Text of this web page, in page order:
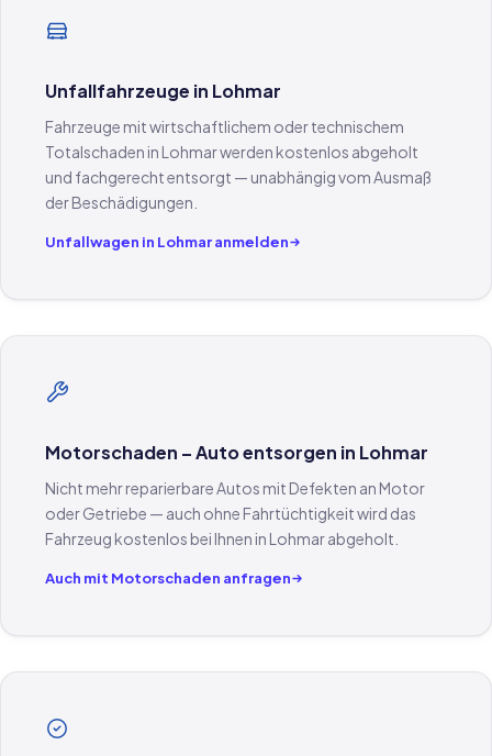
Unfallfahrzeuge in Lohmar
Fahrzeuge mit wirtschaftlichem oder technischem
Totalschaden in Lohmar werden kostenlos abgeholt
und fachgerecht entsorgt — unabhängig vom Ausmaß
der Beschädigungen.
Unfallwagen in Lohmar anmelden
Motorschaden – Auto entsorgen in Lohmar
Nicht mehr reparierbare Autos mit Defekten an Motor
oder Getriebe — auch ohne Fahrtüchtigkeit wird das
Fahrzeug kostenlos bei Ihnen in Lohmar abgeholt.
Auch mit Motorschaden anfragen